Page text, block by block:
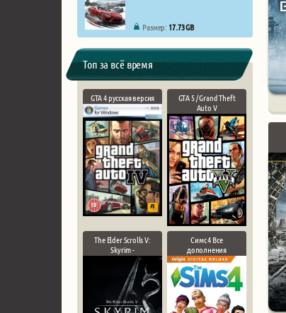
Размер: 17.73 GB
Топ за всё время
GTA 4 русская версия
GTA 5 / Grand Theft
Auto V
The Elder Scrolls V:
Skyrim -
Симс 4 Все
дополнения